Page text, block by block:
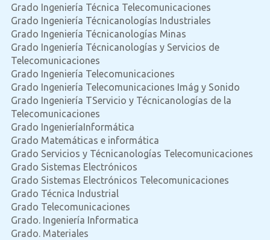
Grado Ingeniería Técnica Telecomunicaciones
Grado Ingeniería Técnicanologías Industriales
Grado Ingeniería Técnicanologías Minas
Grado Ingeniería Técnicanologías y Servicios de
Telecomunicaciones
Grado Ingeniería Telecomunicaciones
Grado Ingeniería Telecomunicaciones Imág y Sonido
Grado Ingeniería TServicio y Técnicanologías de la
Telecomunicaciones
Grado IngenieríaInformática
Grado Matemáticas e informática
Grado Servicios y Técnicanologías Telecomunicaciones
Grado Sistemas Electrónicos
Grado Sistemas Electrónicos Telecomunicaciones
Grado Técnica Industrial
Grado Telecomunicaciones
Grado. Ingeniería Informatica
Grado. Materiales